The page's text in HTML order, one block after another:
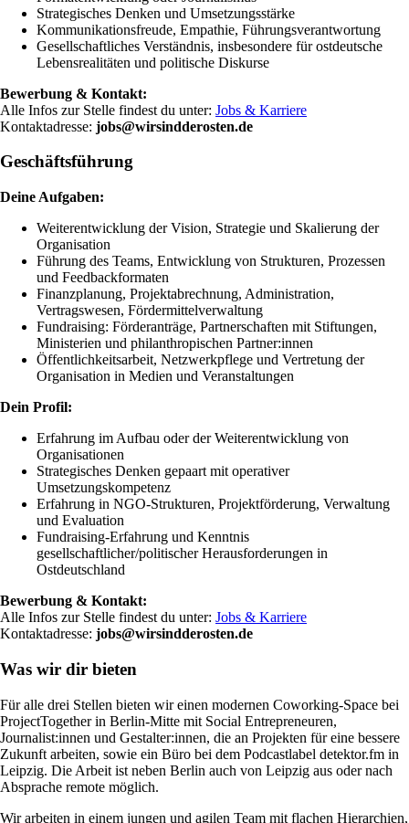
Strategisches Denken und Umsetzungsstärke
Kommunikationsfreude, Empathie, Führungsverantwortung
Gesellschaftliches Verständnis, insbesondere für ostdeutsche
Lebensrealitäten und politische Diskurse
Bewerbung & Kontakt:
Alle Infos zur Stelle findest du unter: Jobs & Karriere
Kontaktadresse: jobs@wirsindderosten.de
Geschäftsführung
Deine Aufgaben:
Weiterentwicklung der Vision, Strategie und Skalierung der
Organisation
Führung des Teams, Entwicklung von Strukturen, Prozessen
und Feedbackformaten
Finanzplanung, Projektabrechnung, Administration,
Vertragswesen, Fördermittelverwaltung
Fundraising: Förderanträge, Partnerschaften mit Stiftungen,
Ministerien und philanthropischen Partner:innen
Öffentlichkeitsarbeit, Netzwerkpflege und Vertretung der
Organisation in Medien und Veranstaltungen
Dein Profil:
Erfahrung im Aufbau oder der Weiterentwicklung von
Organisationen
Strategisches Denken gepaart mit operativer
Umsetzungskompetenz
Erfahrung in NGO-Strukturen, Projektförderung, Verwaltung
und Evaluation
Fundraising-Erfahrung und Kenntnis
gesellschaftlicher/politischer Herausforderungen in
Ostdeutschland
Bewerbung & Kontakt:
Alle Infos zur Stelle findest du unter: Jobs & Karriere
Kontaktadresse: jobs@wirsindderosten.de
Was wir dir bieten
Für alle drei Stellen bieten wir einen modernen Coworking-Space bei
ProjectTogether in Berlin-Mitte mit Social Entrepreneuren,
Journalist:innen und Gestalter:innen, die an Projekten für eine bessere
Zukunft arbeiten, sowie ein Büro bei dem Podcastlabel detektor.fm in
Leipzig. Die Arbeit ist neben Berlin auch von Leipzig aus oder nach
Absprache remote möglich.
Wir arbeiten in einem jungen und agilen Team mit flachen Hierarchien,